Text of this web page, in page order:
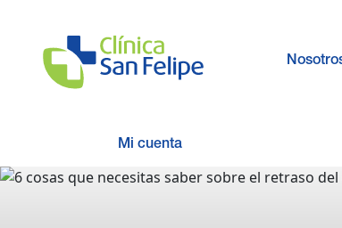
Mi cuenta